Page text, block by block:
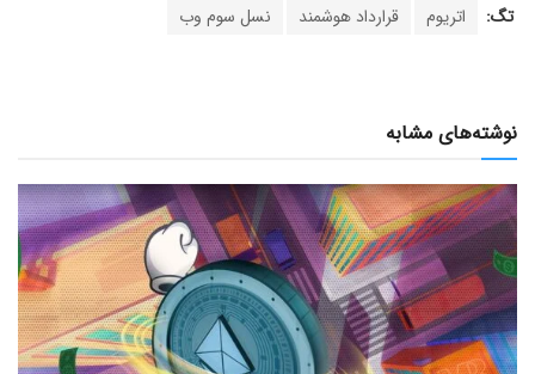
تگ: اتریوم قرارداد هوشمند نسل سوم وب
نوشته‌های مشابه